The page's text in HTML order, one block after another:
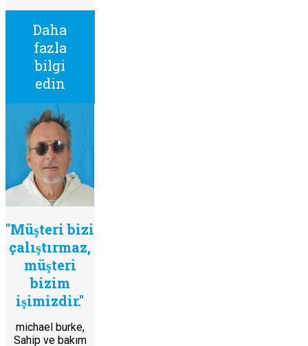
Daha
fazla
bilgi
edin
"Müşteri bizi
çalıştırmaz,
müşteri
bizim
işimizdir."
michael burke,
Sahip ve bakım